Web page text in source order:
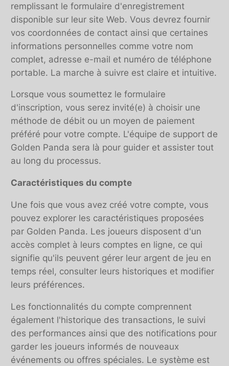
remplissant le formulaire d'enregistrement
disponible sur leur site Web. Vous devrez fournir
vos coordonnées de contact ainsi que certaines
informations personnelles comme votre nom
complet, adresse e-mail et numéro de téléphone
portable. La marche à suivre est claire et intuitive.
Lorsque vous soumettez le formulaire
d'inscription, vous serez invité(e) à choisir une
méthode de débit ou un moyen de paiement
préféré pour votre compte. L'équipe de support de
Golden Panda sera là pour guider et assister tout
au long du processus.
Caractéristiques du compte
Une fois que vous avez créé votre compte, vous
pouvez explorer les caractéristiques proposées
par Golden Panda. Les joueurs disposent d'un
accès complet à leurs comptes en ligne, ce qui
signifie qu'ils peuvent gérer leur argent de jeu en
temps réel, consulter leurs historiques et modifier
leurs préférences.
Les fonctionnalités du compte comprennent
également l'historique des transactions, le suivi
des performances ainsi que des notifications pour
garder les joueurs informés de nouveaux
événements ou offres spéciales. Le système est